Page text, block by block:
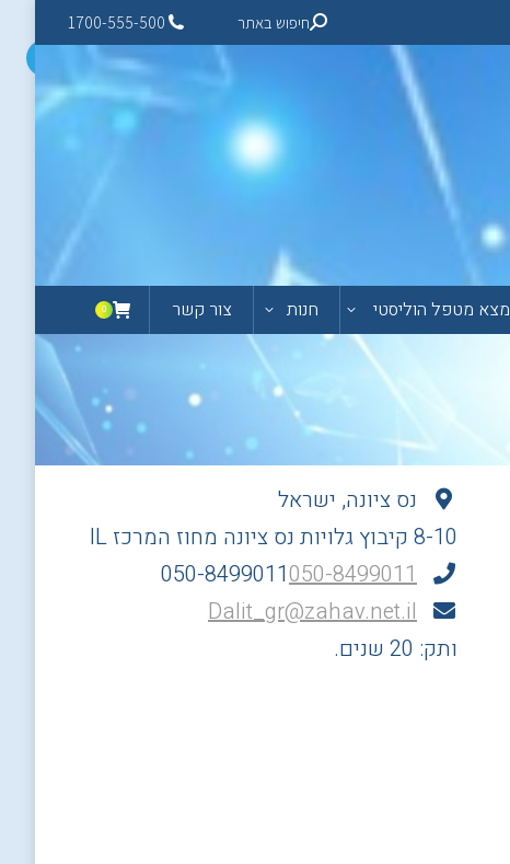
חיפוש באתר 1700-555-500
מצא מטפל הוליסטי חנות צור קשר 0
נס ציונה, ישראל
8-10 קיבוץ גלויות
נס ציונה מחוז המרכז IL
050-8499011050-8499011
Dalit_gr@zahav.net.il
ותק: 20 שנים.